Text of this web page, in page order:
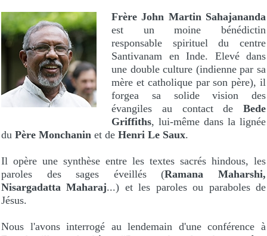
Frère John Martin Sahajananda
est un moine bénédictin
responsable spirituel du centre
Santivanam en Inde. Elevé dans
une double culture (indienne par sa
mère et catholique par son père), il
forgea sa solide vision des
évangiles au contact de Bede
Griffiths, lui-même dans la lignée
du Père Monchanin et de Henri Le Saux.
Il opère une synthèse entre les textes sacrés hindous, les
paroles des sages éveillés (Ramana Maharshi,
Nisargadatta Maharaj...) et les paroles ou paraboles de
Jésus.
Nous l'avons interrogé au lendemain d'une conférence à